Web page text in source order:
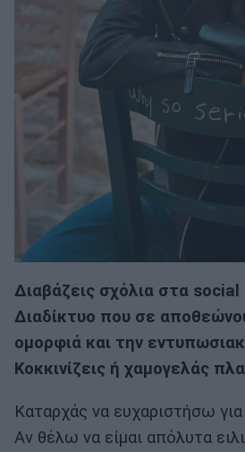
Διαβάζεις σχόλια στα
Διαδίκτυο που σε
ομορφιά και την
Κοκκινίζεις ή χαμογελάς
Καταρχάς να ευχαριστήσω
Αν θέλω να είμαι απόλυτα